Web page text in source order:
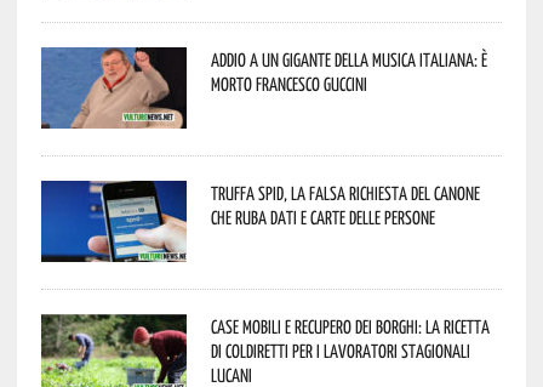
Addio a un gigante della musica italiana: è
morto Francesco Guccini
Truffa Spid, la falsa richiesta del canone
che ruba dati e carte delle persone
Case mobili e recupero dei borghi: la ricetta
di Coldiretti per i lavoratori stagionali
lucani